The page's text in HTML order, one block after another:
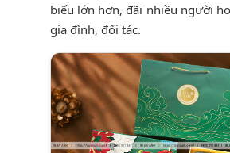
biếu lớn hơn, đãi nhiều người
gia đình, đối tác.